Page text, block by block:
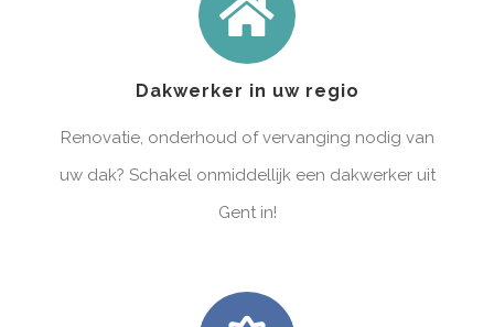
Dakwerker in uw regio
Renovatie, onderhoud of vervanging nodig van
uw dak? Schakel onmiddellijk een dakwerker uit
Gent in!